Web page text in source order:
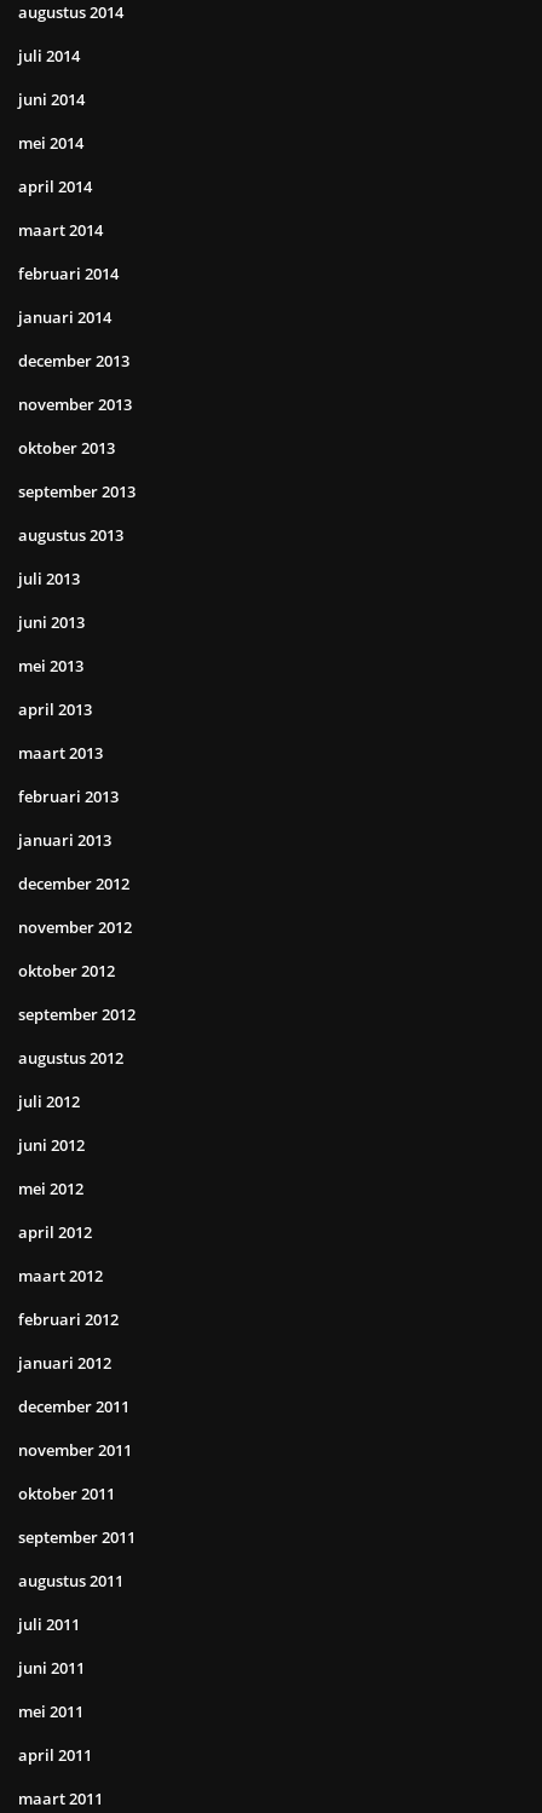
augustus 2014
juli 2014
juni 2014
mei 2014
april 2014
maart 2014
februari 2014
januari 2014
december 2013
november 2013
oktober 2013
september 2013
augustus 2013
juli 2013
juni 2013
mei 2013
april 2013
maart 2013
februari 2013
januari 2013
december 2012
november 2012
oktober 2012
september 2012
augustus 2012
juli 2012
juni 2012
mei 2012
april 2012
maart 2012
februari 2012
januari 2012
december 2011
november 2011
oktober 2011
september 2011
augustus 2011
juli 2011
juni 2011
mei 2011
april 2011
maart 2011